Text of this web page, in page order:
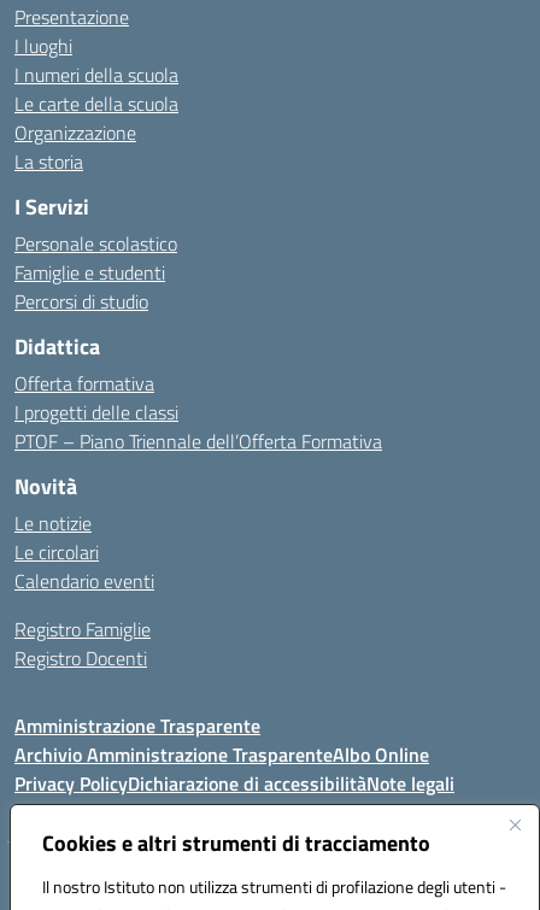
Cookies e altri strumenti di tracciamento
Il nostro Istituto non utilizza strumenti di profilazione degli utenti -
Presentazione
I luoghi
I numeri della scuola
Le carte della scuola
Organizzazione
La storia
I Servizi
Personale scolastico
Famiglie e studenti
Percorsi di studio
Didattica
Offerta formativa
I progetti delle classi
PTOF – Piano Triennale dell’Offerta Formativa
Novità
Le notizie
Le circolari
Calendario eventi
Registro Famiglie
Registro Docenti
Amministrazione Trasparente
Archivio Amministrazione TrasparenteAlbo Online
Privacy PolicyDichiarazione di accessibilitàNote legali
Istituto Comprensivo Statale
8° G. FALCONE – R. SCAUDA"